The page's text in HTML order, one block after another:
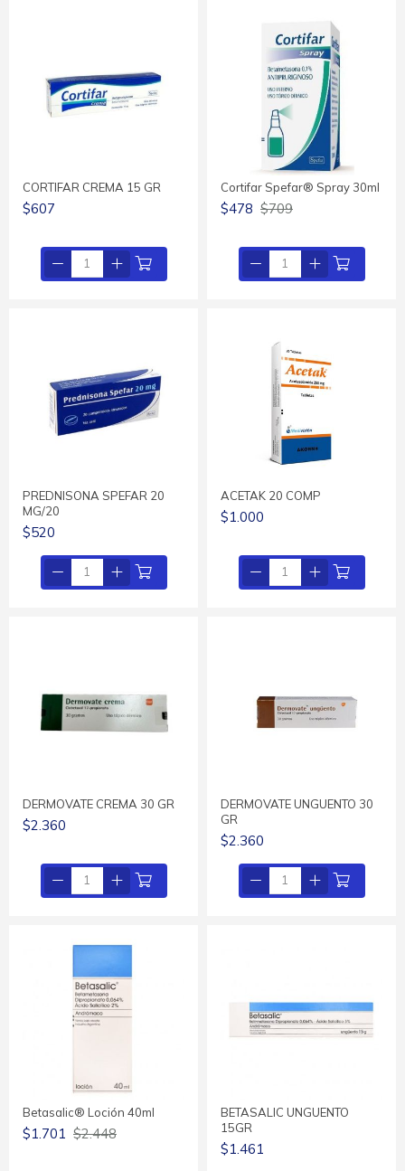
CORTIFAR CREMA 15 GR
$607
Cortifar Spefar® Spray 30ml
$478 $709
PREDNISONA SPEFAR 20
MG/20
$520
ACETAK 20 COMP
$1.000
DERMOVATE CREMA 30 GR
$2.360
DERMOVATE UNGUENTO 30
GR
$2.360
Betasalic® Loción 40ml
$1.701 $2.448
BETASALIC UNGUENTO
15GR
$1.461